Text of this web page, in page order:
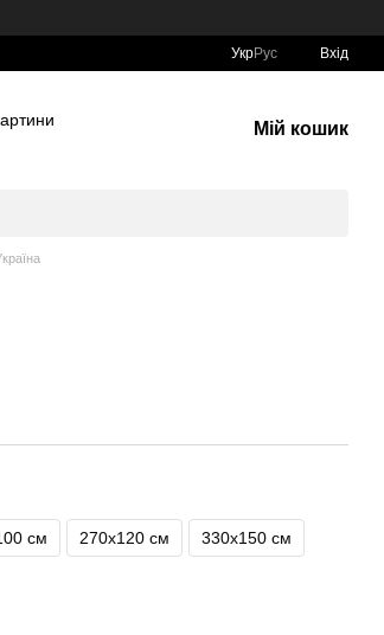
УкрРус Вхід
Мій кошик
см 270х120 см 330х150 см